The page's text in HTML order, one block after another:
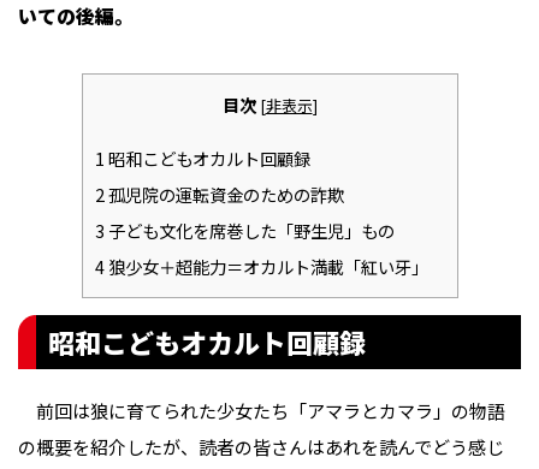
いての後編。
目次 [非表示]
1昭和こどもオカルト回顧録
2孤児院の運転資金のための詐欺
3 子ども文化を席巻した「野生児」もの
4狼少女＋超能力＝オカルト満載「紅い牙」
昭和こどもオカルト回顧録
前回は狼に育てられた少女たち「アマラとカマラ」の物語
の概要を紹介したが、読者の皆さんはあれを読んでどう感じ